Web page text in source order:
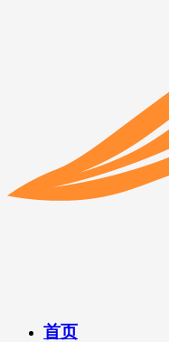
首页